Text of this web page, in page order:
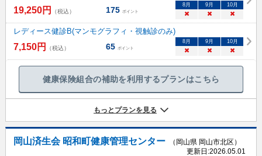
19,250円 （税込） 175 ポイント
8月 9月 10月
× × ×
レディース健診B(マンモグラフィ・視触診のみ)
7,150円 （税込） 65 ポイント
8月 9月 10月
× × ×
健康保険組合の補助を利用するプランはこちら
もっとプランを見る
岡山済生会 昭和町健康管理センター
（岡山県 岡山市北区）
更新日:2026.05.01